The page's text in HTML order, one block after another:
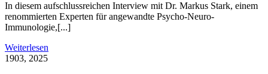
In diesem aufschlussreichen Interview mit Dr. Markus Stark, einem
renommierten Experten für angewandte Psycho-Neuro-
Immunologie,[...]
Weiterlesen
1903, 2025